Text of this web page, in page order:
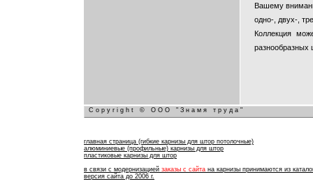
Вашему
одно-, двух-,
Коллекция
разнообразных
Copyright © ООО "Знамя труда"
главная страница (гибкие карнизы для штор потолочные)
алюминиевые (профильные) карнизы для штор
пластиковые карнизы для штор
в связи с модернизацией заказы с сайта на карнизы принимаются из
версия сайта до 2006 г.